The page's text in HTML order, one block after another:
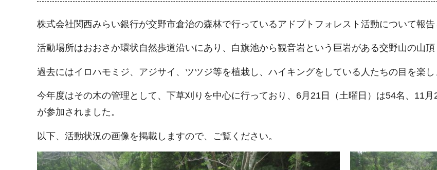
株式会社関西みらい銀行が交野市倉治の森林で行っているアドプトフォレスト活動について報告
活動場所はおおさか環状自然歩道沿いにあり、白旗池から観音岩という巨岩がある交野山の山頂
過去にはイロハモミジ、アジサイ、ツツジ等を植栽し、ハイキングをしている人たちの目を楽し
今年度はその木の管理として、下草刈りを中心に行っており、6月21日（土曜日）は54名、11
が参加されました。
以下、活動状況の画像を掲載しますので、ご覧ください。